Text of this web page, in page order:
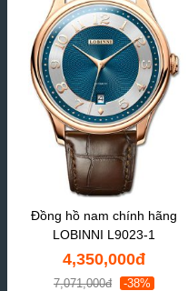
Đồng hồ nam chính hãng
LOBINNI L9023-1
4,350,000đ
7,071,000đ -38%